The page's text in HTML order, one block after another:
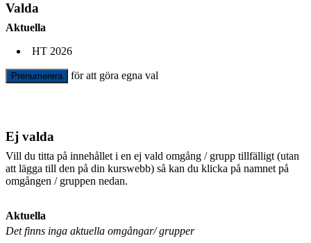
Valda
Aktuella
HT 2026
Prenumerera för att göra egna val
Ej valda
Vill du titta på innehållet i en ej vald omgång / grupp tillfälligt (utan
att lägga till den på din kurswebb) så kan du klicka på namnet på
omgången / gruppen nedan.
Aktuella
Det finns inga aktuella omgångar/ grupper